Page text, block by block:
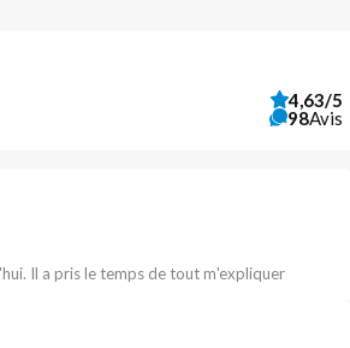
4,63/5
98Avis
Il a pris le temps de tout m'expliquer